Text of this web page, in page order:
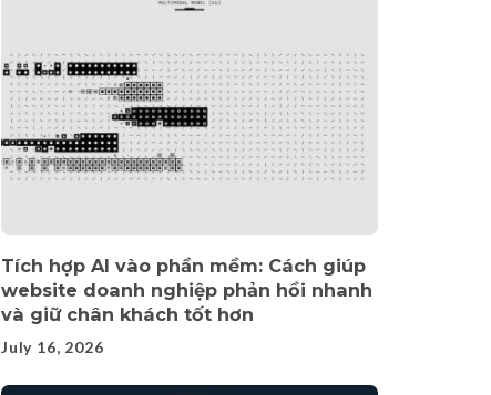
Tích hợp AI vào phần mềm: Cách giúp
website doanh nghiệp phản hồi nhanh
và giữ chân khách tốt hơn
July 16, 2026